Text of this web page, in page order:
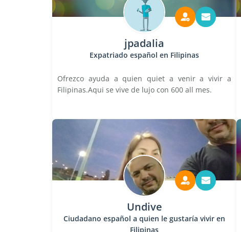
jpadalia
Expatriado español en Filipinas
Ofrezco ayuda a quien quiet a venir a vivir a
Filipinas.Aqui se vive de lujo con 600 all mes.
Undive
Ciudadano español a quien le gustaría vivir en
Filipinas